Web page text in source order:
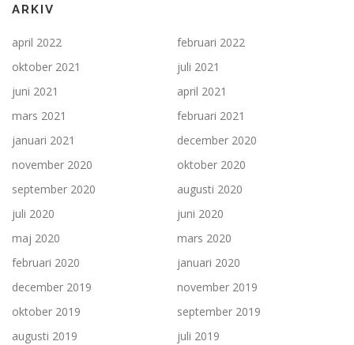
ARKIV
april 2022
februari 2022
oktober 2021
juli 2021
juni 2021
april 2021
mars 2021
februari 2021
januari 2021
december 2020
november 2020
oktober 2020
september 2020
augusti 2020
juli 2020
juni 2020
maj 2020
mars 2020
februari 2020
januari 2020
december 2019
november 2019
oktober 2019
september 2019
augusti 2019
juli 2019